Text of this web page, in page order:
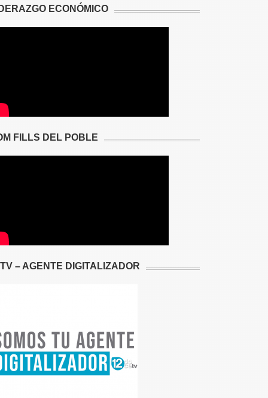
ECONÓMICO
FILLS DEL POBLE
– AGENTE DIGITALIZADOR